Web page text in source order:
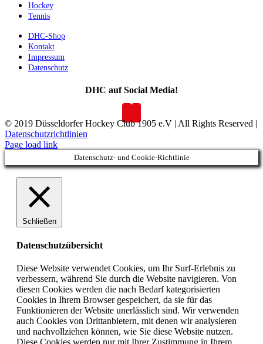
Hockey
Tennis
DHC-Shop
Kontakt
Impressum
Datenschutz
DHC auf Social Media!
© 2019 Düsseldorfer Hockey Club 1905 e.V | All Rights Reserved |
Datenschutzrichtlinien
Page load link
Datenschutz- und Cookie-Richtlinie
Schließen
Datenschutzübersicht
Diese Website verwendet Cookies, um Ihr Surf-Erlebnis zu
verbessern, während Sie durch die Website navigieren. Von
diesen Cookies werden die nach Bedarf kategorisierten
Cookies in Ihrem Browser gespeichert, da sie für das
Funktionieren der Website unerlässlich sind. Wir verwenden
auch Cookies von Drittanbietern, mit denen wir analysieren
und nachvollziehen können, wie Sie diese Website nutzen.
Diese Cookies werden nur mit Ihrer Zustimmung in Ihrem